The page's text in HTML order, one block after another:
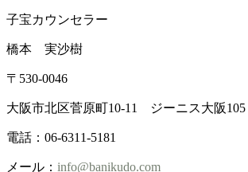
子宝カウンセラー
橋本 実沙樹
〒530-0046
大阪市北区菅原町10-11 ジーニス大阪105
電話：06-6311-5181
メール： info@banikudo.com